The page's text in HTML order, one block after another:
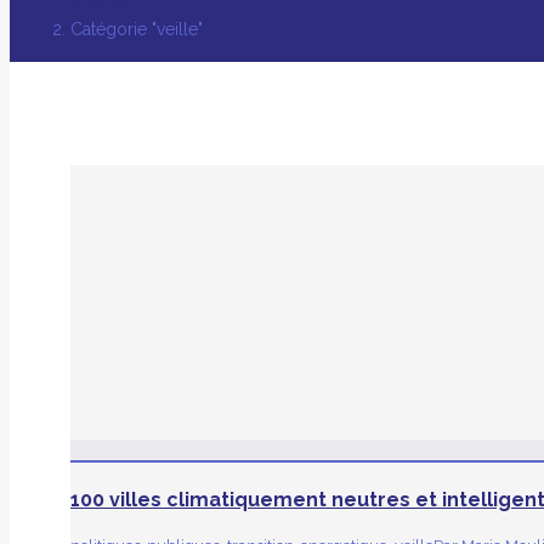
Catégorie "veille"
100 villes climatiquement neutres et